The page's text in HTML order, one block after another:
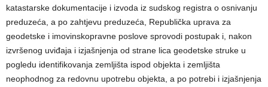
katastarske dokumentacije i izvoda iz sudskog registra o osnivanju
preduzeća, a po zahtjevu preduzeća, Republička uprava za
geodetske i imovinskopravne poslove sprovodi postupak i, nakon
izvršenog uviđaja i izjašnjenja od strane lica geodetske struke u
pogledu identifikovanja zemljišta ispod objekta i zemljišta
neophodnog za redovnu upotrebu objekta, a po potrebi i izjašnjenja